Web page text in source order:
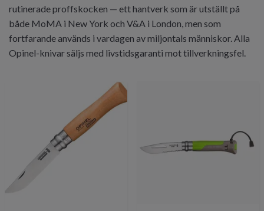
rutinerade proffskocken — ett hantverk som är utställt på
både MoMA i New York och V&A i London, men som
fortfarande används i vardagen av miljontals människor. Alla
Opinel-knivar säljs med livstidsgaranti mot tillverkningsfel.